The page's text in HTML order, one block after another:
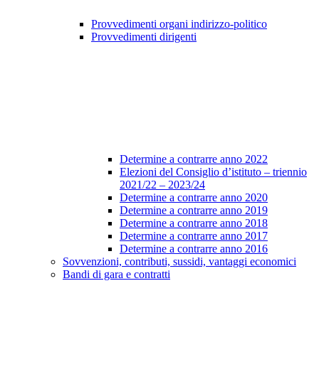
Provvedimenti organi indirizzo-politico
Provvedimenti dirigenti
Determine a contrarre anno 2022
Elezioni del Consiglio d’istituto – triennio
2021/22 – 2023/24
Determine a contrarre anno 2020
Determine a contrarre anno 2019
Determine a contrarre anno 2018
Determine a contrarre anno 2017
Determine a contrarre anno 2016
Sovvenzioni, contributi, sussidi, vantaggi economici
Bandi di gara e contratti